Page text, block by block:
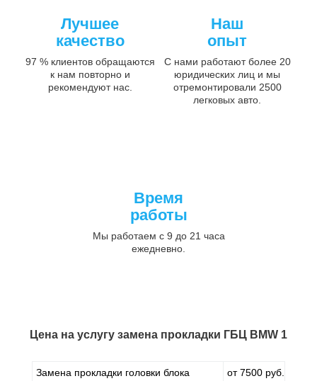
Лучшее
качество
97 % клиентов обращаются
к нам повторно и
рекомендуют нас.
Наш
опыт
С нами работают более 20
юридических лиц и мы
отремонтировали 2500
легковых авто.
Время
работы
Мы работаем с 9 до 21 часа
ежедневно.
Цена на услугу замена прокладки ГБЦ BMW 1
Замена прокладки головки блока
от 7500 руб.